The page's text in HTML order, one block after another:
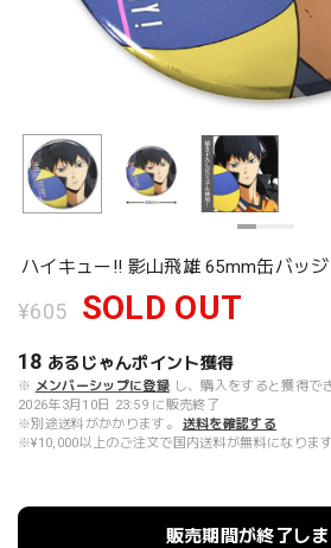
ハイキュー!! 影山飛雄 65mm缶バッジ
¥605 SOLD OUT
18 あるじゃんポイント獲得
※ メンバーシップに登録 し、購入をすると獲得で
2026年3月10日 23:59 に販売終了
※別途送料がかかります。
送料を確認する
※¥10,000以上のご注文で国内送料が無料になります
販売期間が終了し